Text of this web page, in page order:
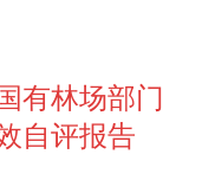
有林场部门
自评报告